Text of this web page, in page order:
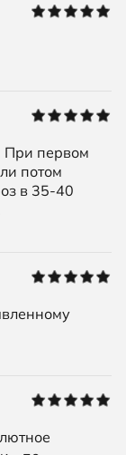
При первом
потом
в 35-40